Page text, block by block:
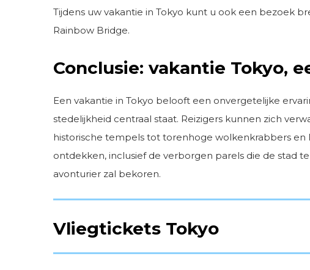
Tijdens uw vakantie in Tokyo kunt u ook een bezoek
Rainbow Bridge.
Conclusie: vakantie Tokyo,
Een vakantie in Tokyo belooft een onvergetelijke
stedelijkheid centraal staat. Reizigers kunnen zich
historische tempels tot torenhoge wolkenkrabbers en
ontdekken, inclusief de verborgen parels die de stad
avonturier zal bekoren.
Vliegtickets Tokyo